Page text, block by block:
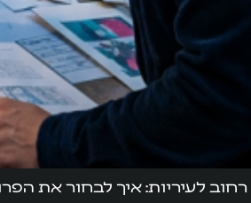
לעיריות: איך לבחור את